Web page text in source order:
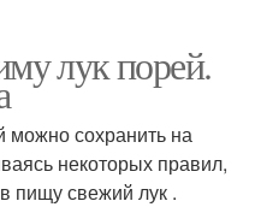
лук порей.
можно сохранить на
некоторых правил,
пищу свежий лук .